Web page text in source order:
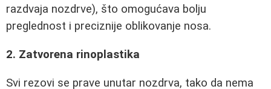
razdvaja nozdrve), što omogućava bolju
preglednost i preciznije oblikovanje nosa.
2. Zatvorena rinoplastika
Svi rezovi se prave unutar nozdrva, tako da nema